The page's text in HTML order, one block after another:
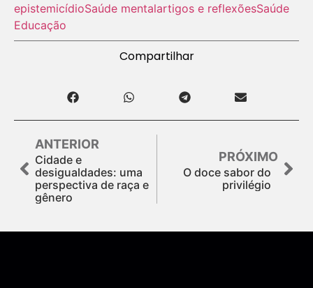
epistemicídioSaúde mentalartigos e reflexõesSaúde
Educação
Compartilhar
ANTERIOR
Cidade e
desigualdades: uma
perspectiva de raça e
gênero
PRÓXIMO
O doce sabor do
privilégio